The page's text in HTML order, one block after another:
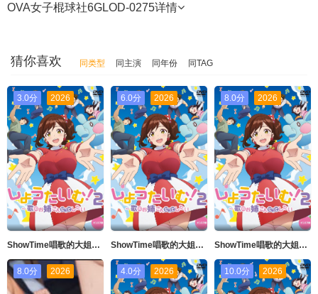
OVA女子棍球社6GLOD-0275详情
猜你喜欢 同类型 同主演 同年份 同TAG
3.0分 2026
ShowTime唱歌的大姐姐也想做第二季_第04集
6.0分 2026
ShowTime唱歌的大姐姐也想做第二季_第02集
8.0分 2026
ShowTime唱歌的大姐姐也想做第二季_第01集
8.0分 2026 4.0分 2026 10.0分 2026